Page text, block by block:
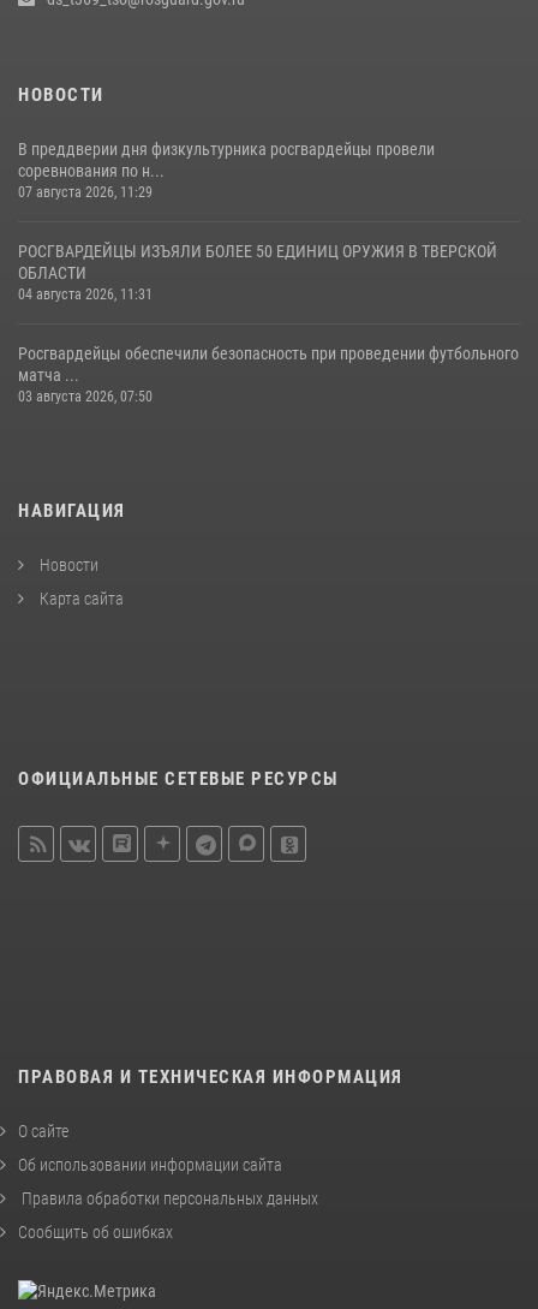
22 июля 2026, 08:35
НОВОСТИ
В преддверии дня физкультурника росгвардейцы провели
соревнования по н...
07 августа 2026, 11:29
РОСГВАРДЕЙЦЫ ИЗЪЯЛИ БОЛЕЕ 50 ЕДИНИЦ ОРУЖИЯ В ТВЕРСКОЙ
ОБЛАСТИ
04 августа 2026, 11:31
Росгвардейцы обеспечили безопасность при проведении футбольного
матча ...
03 августа 2026, 07:50
НАВИГАЦИЯ
Новости
Карта сайта
ОФИЦИАЛЬНЫЕ СЕТЕВЫЕ РЕСУРСЫ
ПРАВОВАЯ И ТЕХНИЧЕСКАЯ ИНФОРМАЦИЯ
О сайте
Об использовании информации сайта
Правила обработки персональных данных
Сообщить об ошибках